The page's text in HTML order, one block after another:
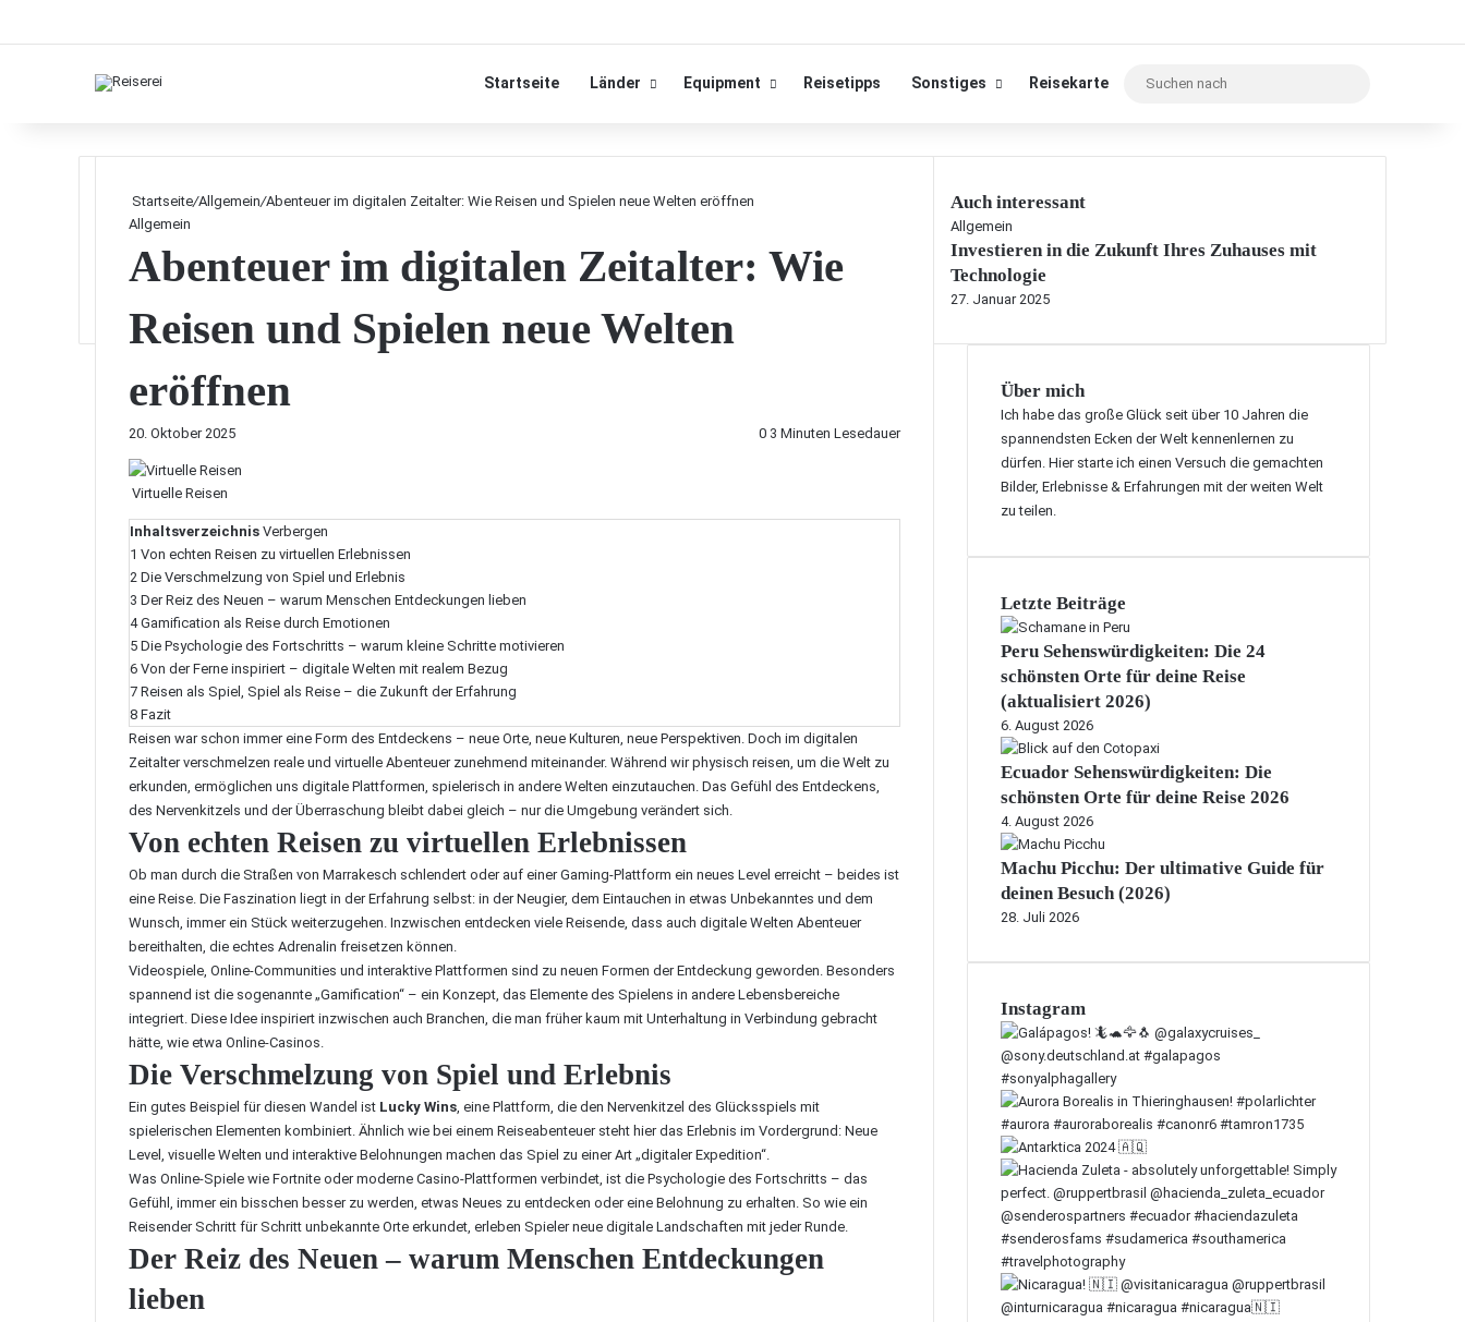
Startseite Länder Equipment Reisetipps Sonstiges Reisekarte
Startseite/Allgemein/Abenteuer im digitalen Zeitalter: Wie Reisen und Spielen neue Welten eröffnen
Allgemein
Abenteuer im digitalen Zeitalter: Wie
Reisen und Spielen neue Welten
eröffnen
20. Oktober 2025 0 3 Minuten Lesedauer
Virtuelle Reisen
Inhaltsverzeichnis Verbergen
1 Von echten Reisen zu virtuellen Erlebnissen
2 Die Verschmelzung von Spiel und Erlebnis
3 Der Reiz des Neuen – warum Menschen Entdeckungen lieben
4 Gamification als Reise durch Emotionen
5 Die Psychologie des Fortschritts – warum kleine Schritte motivieren
6 Von der Ferne inspiriert – digitale Welten mit realem Bezug
7 Reisen als Spiel, Spiel als Reise – die Zukunft der Erfahrung
8 Fazit
Reisen war schon immer eine Form des Entdeckens – neue Orte, neue Kulturen, neue Perspektiven. Doch im digitalen
Zeitalter verschmelzen reale und virtuelle Abenteuer zunehmend miteinander. Während wir physisch reisen, um die Welt zu
erkunden, ermöglichen uns digitale Plattformen, spielerisch in andere Welten einzutauchen. Das Gefühl des Entdeckens,
des Nervenkitzels und der Überraschung bleibt dabei gleich – nur die Umgebung verändert sich.
Von echten Reisen zu virtuellen Erlebnissen
Ob man durch die Straßen von Marrakesch schlendert oder auf einer Gaming-Plattform ein neues Level erreicht – beides ist
eine Reise. Die Faszination liegt in der Erfahrung selbst: in der Neugier, dem Eintauchen in etwas Unbekanntes und dem
Wunsch, immer ein Stück weiterzugehen. Inzwischen entdecken viele Reisende, dass auch digitale Welten Abenteuer
bereithalten, die echtes Adrenalin freisetzen können.
Videospiele, Online-Communities und interaktive Plattformen sind zu neuen Formen der Entdeckung geworden. Besonders
spannend ist die sogenannte „Gamification“ – ein Konzept, das Elemente des Spielens in andere Lebensbereiche
integriert. Diese Idee inspiriert inzwischen auch Branchen, die man früher kaum mit Unterhaltung in Verbindung gebracht
hätte, wie etwa Online-Casinos.
Die Verschmelzung von Spiel und Erlebnis
Ein gutes Beispiel für diesen Wandel ist Lucky Wins, eine Plattform, die den Nervenkitzel des Glücksspiels mit
spielerischen Elementen kombiniert. Ähnlich wie bei einem Reiseabenteuer steht hier das Erlebnis im Vordergrund: Neue
Level, visuelle Welten und interaktive Belohnungen machen das Spiel zu einer Art „digitaler Expedition“.
Was Online-Spiele wie Fortnite oder moderne Casino-Plattformen verbindet, ist die Psychologie des Fortschritts – das
Gefühl, immer ein bisschen besser zu werden, etwas Neues zu entdecken oder eine Belohnung zu erhalten. So wie ein
Reisender Schritt für Schritt unbekannte Orte erkundet, erleben Spieler neue digitale Landschaften mit jeder Runde.
Der Reiz des Neuen – warum Menschen Entdeckungen
lieben
Auch interessant
S
c
h
l
e
Allgemein
Investieren in die Zukunft Ihres Zuhauses mit
Technologie
27. Januar 2025
Über mich
Ich habe das große Glück seit über 10 Jahren die
spannendsten Ecken der Welt kennenlernen zu
dürfen. Hier starte ich einen Versuch die gemachten
Bilder, Erlebnisse & Erfahrungen mit der weiten Welt
zu teilen.
Letzte Beiträge
Peru Sehenswürdigkeiten: Die 24
schönsten Orte für deine Reise
(aktualisiert 2026)
6. August 2026
Ecuador Sehenswürdigkeiten: Die
schönsten Orte für deine Reise 2026
4. August 2026
Machu Picchu: Der ultimative Guide für
deinen Besuch (2026)
28. Juli 2026
Instagram